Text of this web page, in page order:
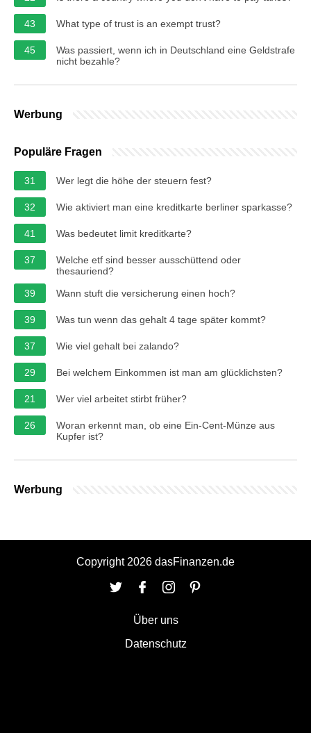
43 What type of trust is an exempt trust?
45
Was passiert, wenn ich in Deutschland eine Geldstrafe
nicht bezahle?
Werbung
Populäre Fragen
31 Wer legt die höhe der steuern fest?
32 Wie aktiviert man eine kreditkarte berliner sparkasse?
41 Was bedeutet limit kreditkarte?
37
Welche etf sind besser ausschüttend oder
thesauriend?
39
Wann stuft die versicherung einen hoch?
39 Was tun wenn das gehalt 4 tage später kommt?
37 Wie viel gehalt bei zalando?
29 Bei welchem Einkommen ist man am glücklichsten?
21 Wer viel arbeitet stirbt früher?
26
Woran erkennt man, ob eine Ein-Cent-Münze aus
Kupfer ist?
Werbung
Copyright 2026 dasFinanzen.de
Über uns
Datenschutz